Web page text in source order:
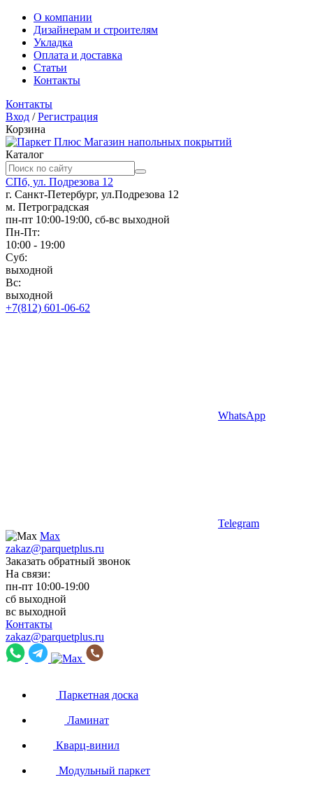
О компании
Дизайнерам и строителям
Укладка
Оплата и доставка
Статьи
Контакты
Контакты
Вход /Регистрация
Корзина
Магазин напольных покрытий
Каталог
СПб, ул. Подрезова 12
г. Санкт-Петербург, ул.Подрезова 12
м. Петроградская
пн-пт 10:00-19:00, сб-вс выходной
Пн-Пт:
10:00 - 19:00
Суб:
выходной
Вс:
выходной
+7(812) 601-06-62
WhatsApp
Telegram
Max
zakaz@parquetplus.ru
Заказать обратный звонок
На связи:
пн-пт 10:00-19:00
сб выходной
вс выходной
Контакты
zakaz@parquetplus.ru
Паркетная доска
Ламинат
Кварц-винил
Модульный паркет